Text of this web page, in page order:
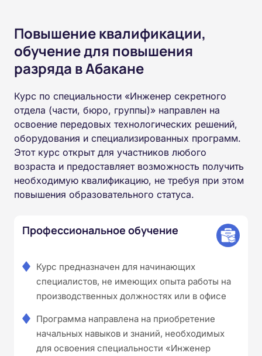
Повышение квалификации,
обучение для повышения
разряда в Абакане
Курс по специальности «Инженер секретного
отдела (части, бюро, группы)» направлен на
освоение передовых технологических решений,
оборудования и специализированных программ.
Этот курс открыт для участников любого
возраста и предоставляет возможность получить
необходимую квалификацию, не требуя при этом
повышения образовательного статуса.
Профессиональное обучение
Курс предназначен для начинающих
специалистов, не имеющих опыта работы на
производственных должностях или в офисе
Программа направлена на приобретение
начальных навыков и знаний, необходимых
для освоения специальности «Инженер